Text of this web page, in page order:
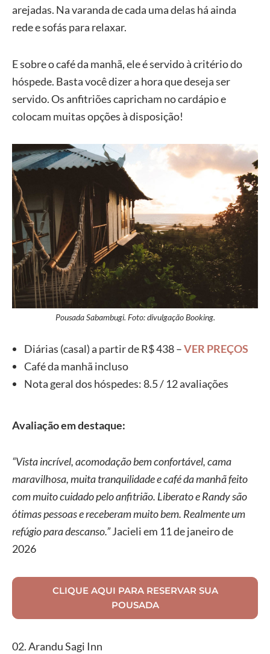
arejadas. Na varanda de cada uma delas há ainda
rede e sofás para relaxar.
E sobre o café da manhã, ele é servido à critério do
hóspede. Basta você dizer a hora que deseja ser
servido. Os anfitriões capricham no cardápio e
colocam muitas opções à disposição!
Pousada Sabambugi. Foto: divulgação Booking.
Diárias (casal) a partir de R$ 438 –VER PREÇOS
Café da manhã incluso
Nota geral dos hóspedes: 8.5 / 12 avaliações
Avaliação em destaque:
“Vista incrível, acomodação bem confortável, cama
maravilhosa, muita tranquilidade e café da manhã feito
com muito cuidado pelo anfitrião. Liberato e Randy são
ótimas pessoas e receberam muito bem. Realmente um
refúgio para descanso.”Jacieli em 11 de janeiro de
2026
CLIQUE AQUI PARA RESERVAR SUA
POUSADA
02. Arandu Sagi Inn